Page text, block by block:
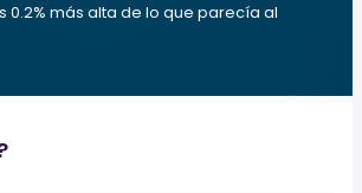
0.2% más alta de lo que parecía al